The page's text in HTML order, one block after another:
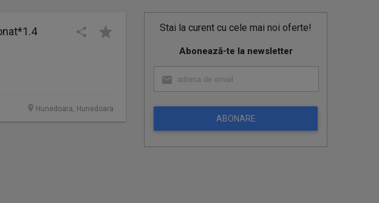
Stai la curent cu cele mai noi oferte!
Abonează-te la newsletter
ABONARE
Hunedoara, Hunedoara